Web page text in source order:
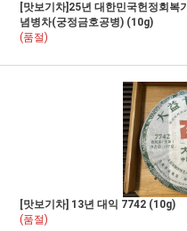
[맛보기차]25년 대한민국헌정회복기
념병차(궁정금호공병) (10g)
(품절)
[맛보기차] 13년 대익 7742 (10g)
(품절)